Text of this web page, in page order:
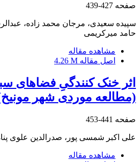
صفحه 427-439
سپیده سعیدی، مرجان محمد زاده،
حامد میرکریمی
مشاهده مقاله
اصل مقاله 4.26 M
اثر خنک کنندگیِ فضاهای
(مطالعه موردی شهر
صفحه 441-453
علی اکبر شمسی پور، صدرالدین علوی
مشاهده مقاله